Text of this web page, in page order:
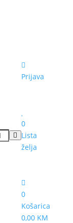
Prijava
0
Lista
želja
0
Košarica
0,00 KM